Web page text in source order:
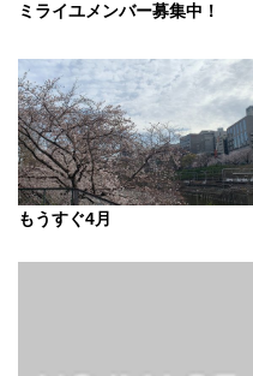
ミライユメンバー募集中！
もうすぐ4月